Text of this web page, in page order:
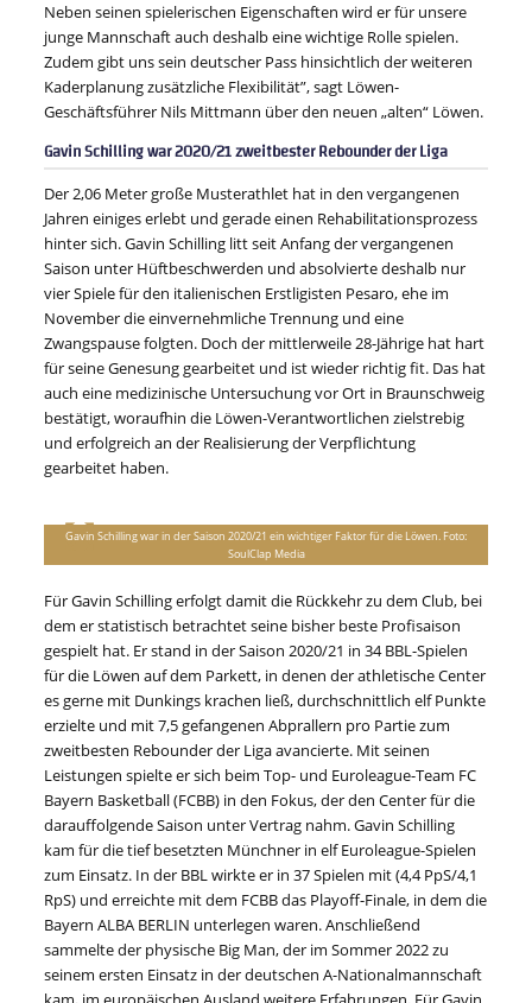
Neben seinen spielerischen Eigenschaften wird er für unsere
junge Mannschaft auch deshalb eine wichtige Rolle spielen.
Zudem gibt uns sein deutscher Pass hinsichtlich der weiteren
Kaderplanung zusätzliche Flexibilität”, sagt Löwen-
Geschäftsführer Nils Mittmann über den neuen „alten“ Löwen.
Gavin Schilling war 2020/21 zweitbester Rebounder der Liga
Der 2,06 Meter große Musterathlet hat in den vergangenen
Jahren einiges erlebt und gerade einen Rehabilitationsprozess
hinter sich. Gavin Schilling litt seit Anfang der vergangenen
Saison unter Hüftbeschwerden und absolvierte deshalb nur
vier Spiele für den italienischen Erstligisten Pesaro, ehe im
November die einvernehmliche Trennung und eine
Zwangspause folgten. Doch der mittlerweile 28-Jährige hat hart
für seine Genesung gearbeitet und ist wieder richtig fit. Das hat
auch eine medizinische Untersuchung vor Ort in Braunschweig
bestätigt, woraufhin die Löwen-Verantwortlichen zielstrebig
und erfolgreich an der Realisierung der Verpflichtung
gearbeitet haben.
Gavin Schilling war in der Saison 2020/21 ein wichtiger Faktor für die Löwen. Foto:
SoulClap Media
Für Gavin Schilling erfolgt damit die Rückkehr zu dem Club, bei
dem er statistisch betrachtet seine bisher beste Profisaison
gespielt hat. Er stand in der Saison 2020/21 in 34 BBL-Spielen
für die Löwen auf dem Parkett, in denen der athletische Center
es gerne mit Dunkings krachen ließ, durchschnittlich elf Punkte
erzielte und mit 7,5 gefangenen Abprallern pro Partie zum
zweitbesten Rebounder der Liga avancierte. Mit seinen
Leistungen spielte er sich beim Top- und Euroleague-Team FC
Bayern Basketball (FCBB) in den Fokus, der den Center für die
darauffolgende Saison unter Vertrag nahm. Gavin Schilling
kam für die tief besetzten Münchner in elf Euroleague-Spielen
zum Einsatz. In der BBL wirkte er in 37 Spielen mit (4,4 PpS/4,1
RpS) und erreichte mit dem FCBB das Playoff-Finale, in dem die
Bayern ALBA BERLIN unterlegen waren. Anschließend
sammelte der physische Big Man, der im Sommer 2022 zu
seinem ersten Einsatz in der deutschen A-Nationalmannschaft